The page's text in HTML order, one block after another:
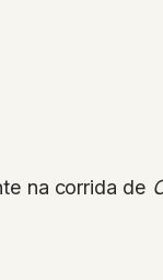
na corrida de